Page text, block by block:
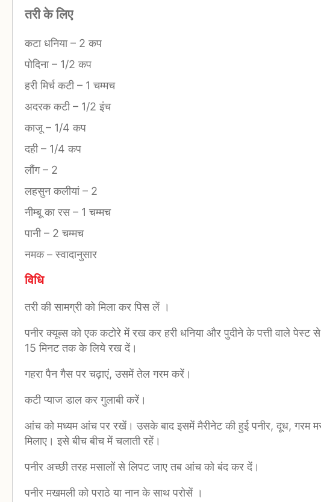
तरी के लिए
कटा धनिया– 2 कप
पोदिना– 1/2 कप
हरी मिर्च कटी– 1 चम्मच
अदरक कटी– 1/2 इंच
काजू – 1/4 कप
दही– 1/4 कप
लौंग– 2
लहसुन कलीयां– 2
नीम्बू का रस– 1 चम्मच
पानी– 2 चम्मच
नमक–स्वादानुसार
विधि
तरी की सामग्री को मिला कर पिस लें ।
पनीर क्यूब्स को एक कटोरे में रख कर हरी धनिया और पुदीने के पत्ती वाले
15 मिनट तक के लिये रख दें।
गहरा पैन गैस पर चढ़ाएं, उसमें तेल गरम करें।
कटी प्याज डाल कर गुलाबी करें।
आंच को मध्यम आंच पर रखें। उसके बाद इसमें मैरीनेट की हुई पनीर, दूध, गरम
मिलाए। इसे बीच बीच में चलाती रहें।
पनीर अच्छी तरह मसालों से लिपट जाए तब आंच को बंद कर दें।
पनीर मखमली को पराठे या नान के साथ परोसें ।